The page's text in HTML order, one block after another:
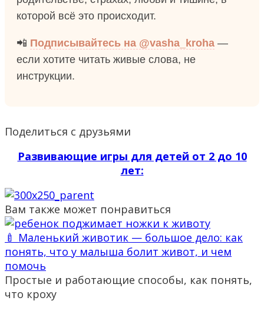
которой всё это происходит.
📲 Подписывайтесь на @vasha_kroha —
если хотите читать живые слова, не
инструкции.
Поделиться с друзьями
Развивающие игры для детей от 2 до 10
лет:
Вам также может понравиться
🍼 Маленький животик — большое дело: как
понять, что у малыша болит живот, и чем
помочь
Простые и работающие способы, как понять,
что кроху